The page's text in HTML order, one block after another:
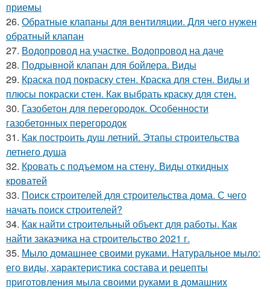
приемы
26. Обратные клапаны для вентиляции. Для чего нужен
обратный клапан
27. Водопровод на участке. Водопровод на даче
28. Подрывной клапан для бойлера. Виды
29. Краска под покраску стен. Краска для стен. Виды и
плюсы покраски стен. Как выбрать краску для стен.
30. Газобетон для перегородок. Особенности
газобетонных перегородок
31. Как построить душ летний. Этапы строительства
летнего душа
32. Кровать с подъемом на стену. Виды откидных
кроватей
33. Поиск строителей для строительства дома. С чего
начать поиск строителей?
34. Как найти строительный объект для работы. Как
найти заказчика на строительство 2021 г.
35. Мыло домашнее своими руками. Натуральное мыло:
его виды, характеристика состава и рецепты
приготовления мыла своими руками в домашних